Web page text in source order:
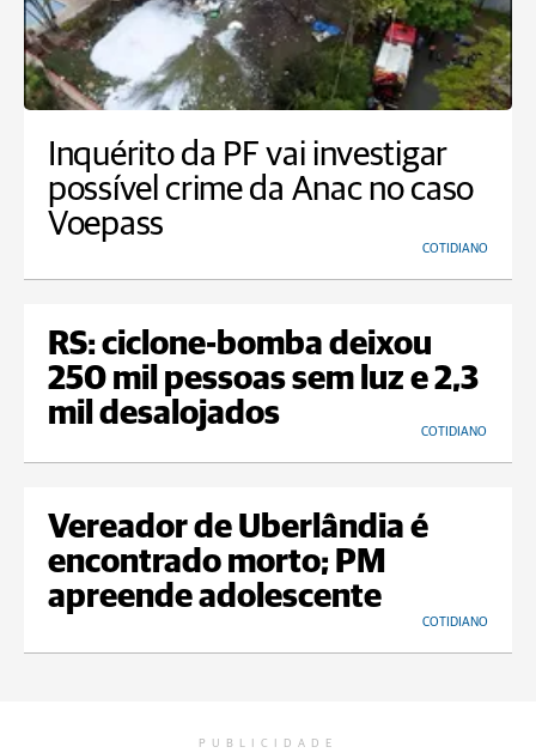
Inquérito da PF vai investigar
possível crime da Anac no caso
Voepass
COTIDIANO
RS: ciclone-bomba deixou
250 mil pessoas sem luz e 2,3
mil desalojados
COTIDIANO
Vereador de Uberlândia é
encontrado morto; PM
apreende adolescente
COTIDIANO
PUBLICIDADE